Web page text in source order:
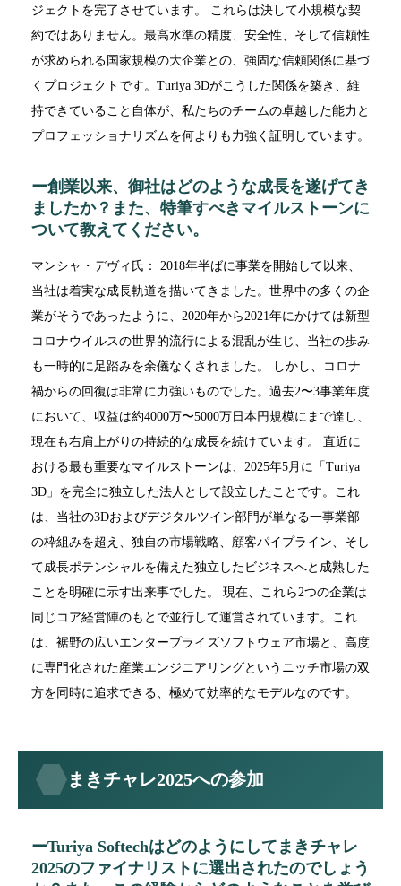
ジェクトを完了させています。 これらは決して小規模な契
約ではありません。最高水準の精度、安全性、そして信頼性
が求められる国家規模の大企業との、強固な信頼関係に基づ
くプロジェクトです。Turiya 3Dがこうした関係を築き、維
持できていること自体が、私たちのチームの卓越した能力と
プロフェッショナリズムを何よりも力強く証明しています。
ー創業以来、御社はどのような成長を遂げてき
ましたか？また、特筆すべきマイルストーンに
ついて教えてください。
マンシャ・デヴィ氏： 2018年半ばに事業を開始して以来、
当社は着実な成長軌道を描いてきました。世界中の多くの企
業がそうであったように、2020年から2021年にかけては新型
コロナウイルスの世界的流行による混乱が生じ、当社の歩み
も一時的に足踏みを余儀なくされました。 しかし、コロナ
禍からの回復は非常に力強いものでした。過去2〜3事業年度
において、収益は約4000万〜5000万日本円規模にまで達し、
現在も右肩上がりの持続的な成長を続けています。 直近に
おける最も重要なマイルストーンは、2025年5月に「Turiya
3D」を完全に独立した法人として設立したことです。これ
は、当社の3Dおよびデジタルツイン部門が単なる一事業部
の枠組みを超え、独自の市場戦略、顧客パイプライン、そし
て成長ポテンシャルを備えた独立したビジネスへと成熟した
ことを明確に示す出来事でした。 現在、これら2つの企業は
同じコア経営陣のもとで並行して運営されています。これ
は、裾野の広いエンタープライズソフトウェア市場と、高度
に専門化された産業エンジニアリングというニッチ市場の双
方を同時に追求できる、極めて効率的なモデルなのです。
まきチャレ2025への参加
ーTuriya Softechはどのようにしてまきチャレ
2025のファイナリストに選出されたのでしょう